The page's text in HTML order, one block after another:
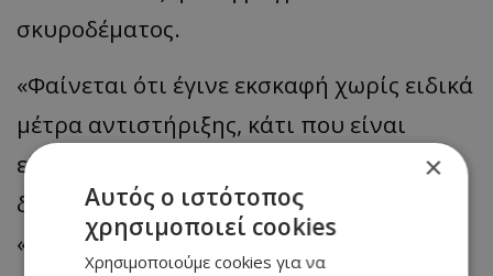
σκυροδέματος.
«Φαίνεται ότι έγινε εκσκαφή χωρίς ειδικά
μέτρα αντιστήριξης, κάτι που είναι
εξαιρετικά σπάνιο και δεν συνηθίζεται»,
δήλωσε, χαρακτηρίζοντας την υπόθεση
«παράδειγμα προς αποφυγή».
×
Αυτός ο ιστότοπος
χρησιμοποιεί cookies
Χρησιμοποιούμε cookies για να